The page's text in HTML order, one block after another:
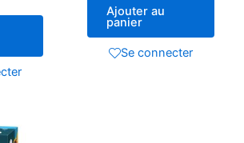
Ajouter au
panier
Se connecter